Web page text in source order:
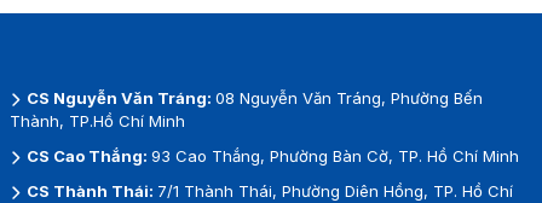
CS Nguyễn Văn Tráng: 08 Nguyễn Văn Tráng, Phường Bến
Thành, TP.Hồ Chí Minh
CS Cao Thắng: 93 Cao Thắng, Phường Bàn Cờ, TP. Hồ Chí Minh
CS Thành Thái: 7/1 Thành Thái, Phường Diên Hồng, TP. Hồ Chí